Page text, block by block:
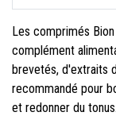
Les comprimés
complément
brevetés, d'extraits
recommandé pour
et redonner du tonus.